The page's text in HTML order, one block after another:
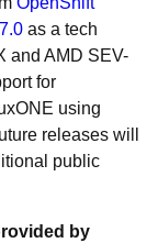
as a tech
and AMD SEV-
for
using
releases will
public
by